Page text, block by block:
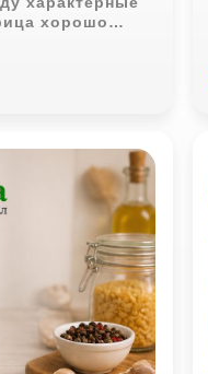
хорошо
ламинарии.